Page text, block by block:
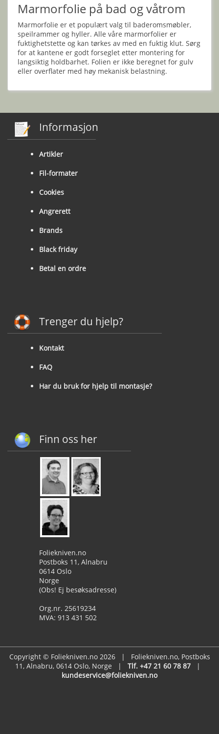
Marmorfolie på bad og våtrom
Marmorfolie er et populært valg til baderomsmøbler,
speilrammer og hyller. Alle våre marmorfolier er
fuktighetstette og kan tørkes av med en fuktig klut. Sørg
for at kantene er godt forseglet etter montering for
langsiktig holdbarhet. Folien er ikke beregnet for gulv
eller overflater med høy mekanisk belastning.
Informasjon
Artikler
Fil-formater
Cookies
Angrerett
Brands
Black friday
Betal en ordre
Trenger du hjelp?
Kontakt
FAQ
Har du bruk for hjelp til montasje?
Finn oss her
Foliekniven.no
Postboks 11, Alnabru
0614 Oslo
Norge
(Obs! Ej besøksadresse)
Org.nr. 25619234
MVA: 913 431 502
Copyright © Foliekniven.no 2026 | Foliekniven.no, Postboks
11, Alnabru, 0614 Oslo, Norge | Tlf. +47 21 60 78 87|
kundeservice@foliekniven.no